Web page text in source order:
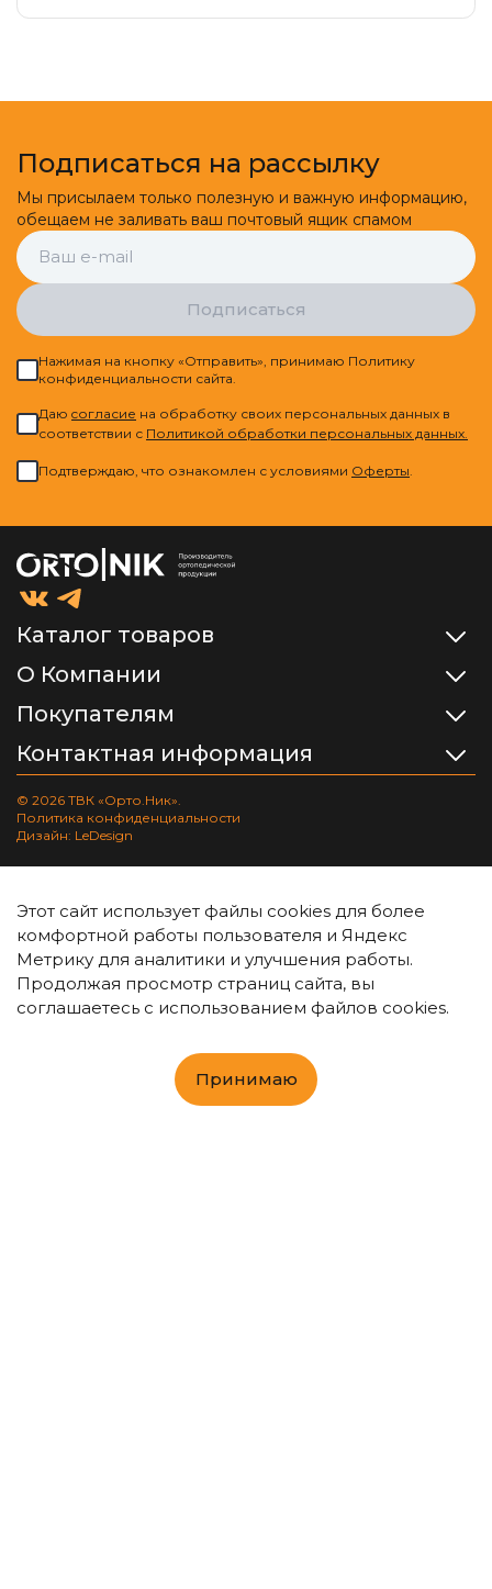
Подписаться на рассылку
Мы присылаем только полезную и важную информацию,
обещаем не заливать ваш почтовый ящик спамом
Подписаться
Нажимая на кнопку «Отправить», принимаю Политику
конфиденциальности сайта.
Даю cогласие на обработку своих персональных данных в
соответствии с Политикой обработки персональных данных.
Подтверждаю, что ознакомлен с условиями Оферты
Каталог товаров
О Компании
Покупателям
Контактная информация
© 2026 ТВК «Орто.Ник».
Политика конфиденциальности
Дизайн: LeDesign
Этот сайт использует файлы cookies для более
комфортной работы пользователя и Яндекс
Метрику для аналитики и улучшения работы.
Продолжая просмотр страниц сайта, вы
соглашаетесь с использованием файлов cookies.
Принимаю